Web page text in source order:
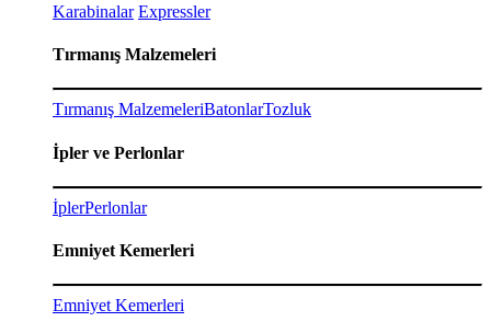
Karabinalar Expressler
Tırmanış Malzemeleri
Tırmanış MalzemeleriBatonlarTozluk
İpler ve Perlonlar
İplerPerlonlar
Emniyet Kemerleri
Emniyet Kemerleri